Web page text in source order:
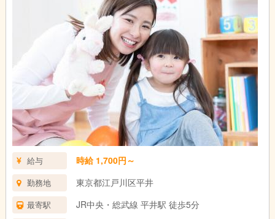
給与 時給 1,700円～
勤務地 東京都江戸川区平井
最寄駅 JR中央・総武線 平井駅 徒歩5分